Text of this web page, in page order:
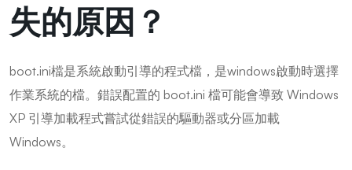
失的原因？
boot.ini檔是系統啟動引導的程式檔，是windows啟動時選擇
作業系統的檔。錯誤配置的 boot.ini 檔可能會導致 Windows
XP 引導加載程式嘗試從錯誤的驅動器或分區加載
Windows。